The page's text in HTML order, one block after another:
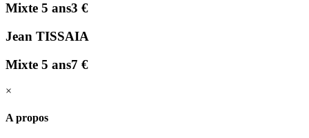
Mixte 5 ans3 €
Jean TISSAIA
Mixte 5 ans7 €
×
A propos